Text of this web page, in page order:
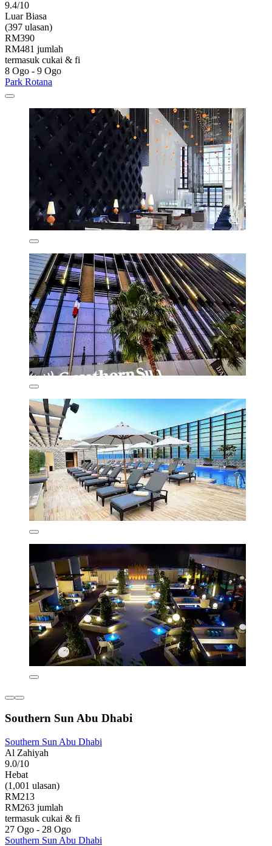
9.4/10
Luar Biasa
(397 ulasan)
RM390
RM481 jumlah
termasuk cukai & fi
8 Ogo - 9 Ogo
Park Rotana
Southern Sun Abu Dhabi
Southern Sun Abu Dhabi
Al Zahiyah
9.0/10
Hebat
(1,001 ulasan)
RM213
RM263 jumlah
termasuk cukai & fi
27 Ogo - 28 Ogo
Southern Sun Abu Dhabi